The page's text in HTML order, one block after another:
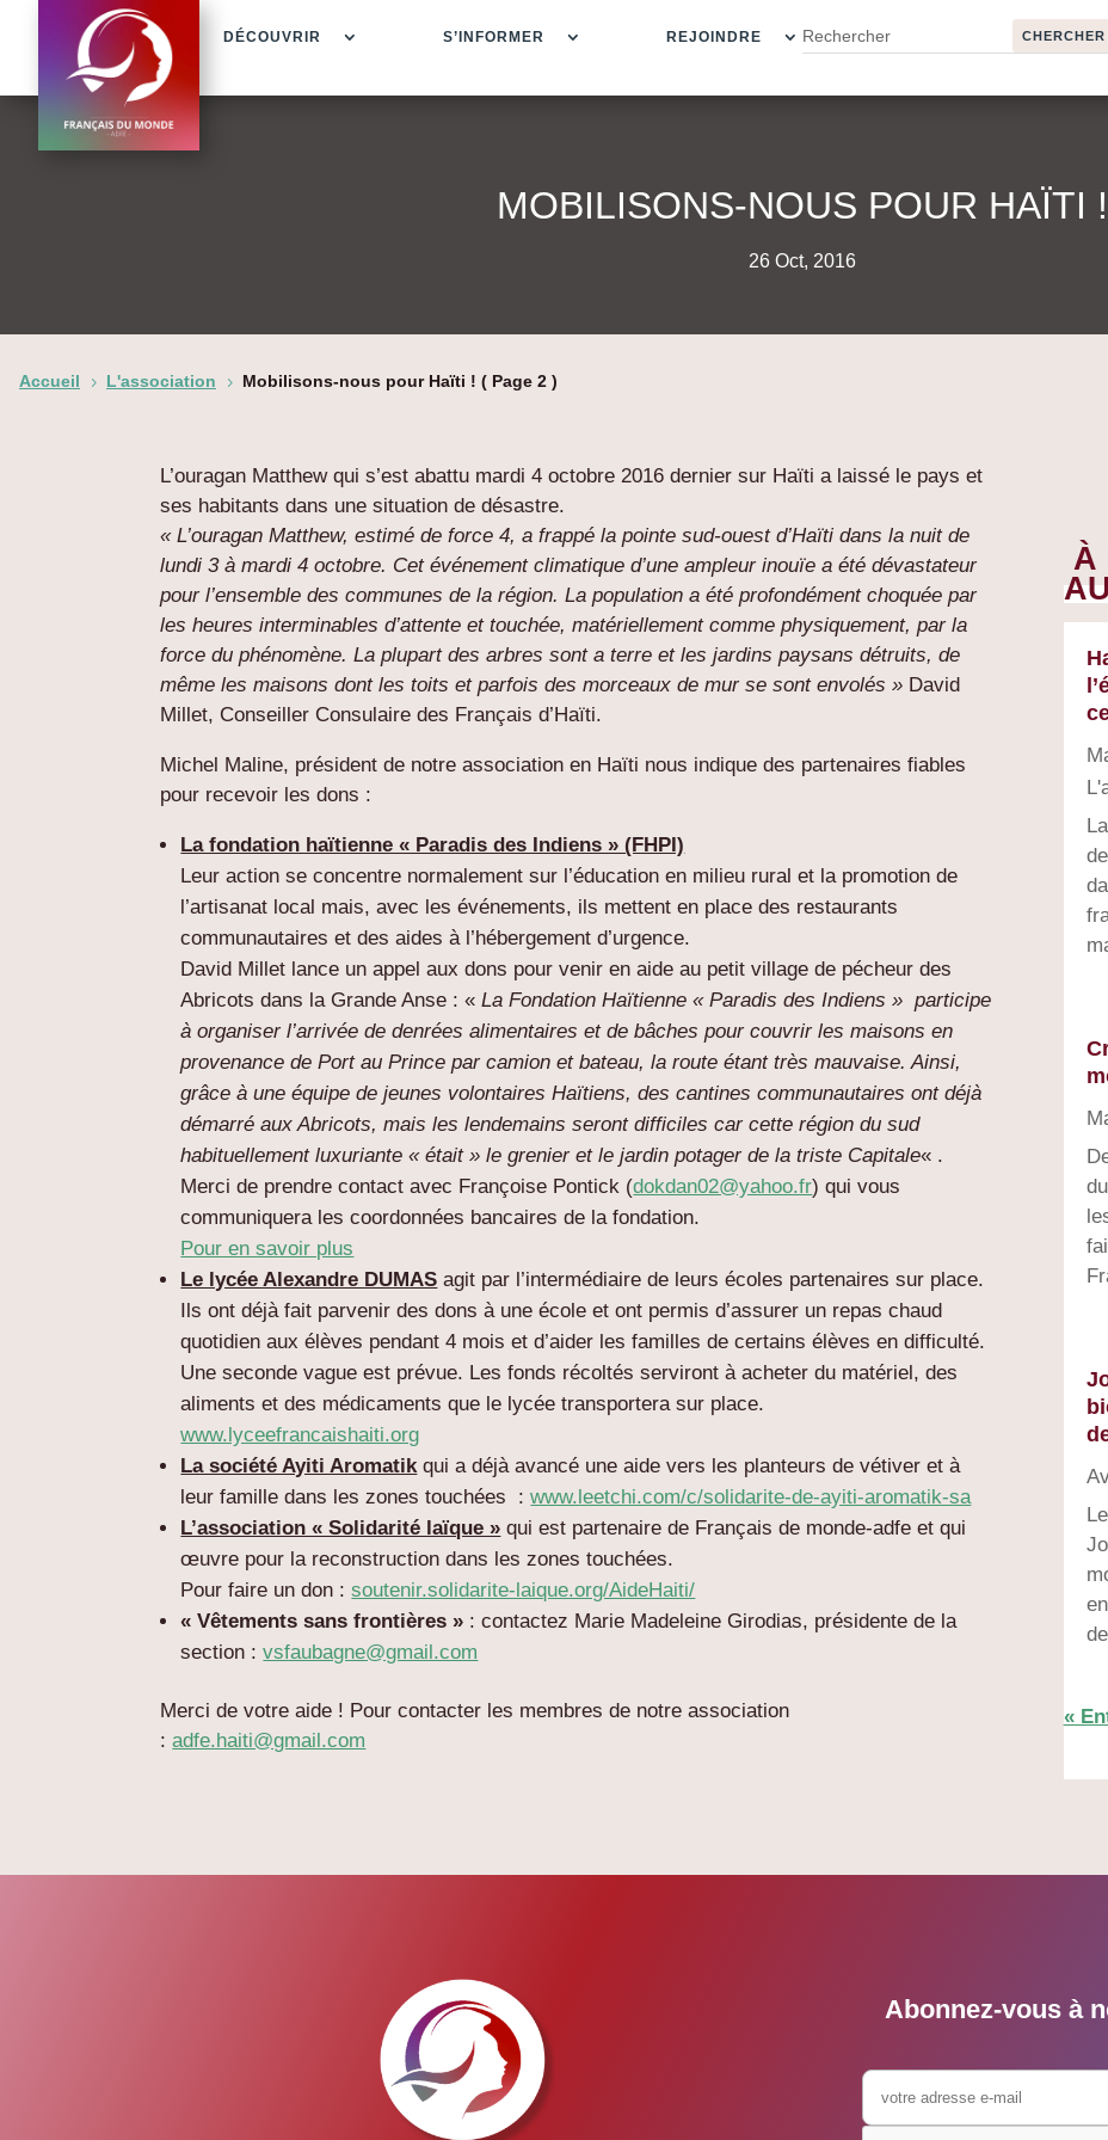
DÉCOUVRIR S’INFORMER REJOINDRE
MOBILISONS-NOUS POUR HAÏTI !
26 Oct, 2016
Accueil 5 L'association 5 Mobilisons-nous pour Haïti ! ( Page 2 )
L’ouragan Matthew qui s’est abattu mardi 4 octobre 2016 dernier sur Haïti a laissé le pays et
ses habitants dans une situation de désastre.
« L’ouragan Matthew, estimé de force 4, a frappé la pointe sud-ouest d’Haïti dans la nuit de
lundi 3 à mardi 4 octobre. Cet événement climatique d’une ampleur inouïe a été dévastateur
pour l’ensemble des communes de la région. La population a été profondément choquée par
les heures interminables d’attente et touchée, matériellement comme physiquement, par la
force du phénomène. La plupart des arbres sont a terre et les jardins paysans détruits, de
même les maisons dont les toits et parfois des morceaux de mur se sont envolés » David
Millet, Conseiller Consulaire des Français d’Haïti.
Michel Maline, président de notre association en Haïti nous indique des partenaires fiables
pour recevoir les dons :
La fondation haïtienne « Paradis des Indiens » (FHPI)
Leur action se concentre normalement sur l’éducation en milieu rural et la promotion de
l’artisanat local mais, avec les événements, ils mettent en place des restaurants
communautaires et des aides à l’hébergement d’urgence.
David Millet lance un appel aux dons pour venir en aide au petit village de pécheur des
Abricots dans la Grande Anse : «La Fondation Haïtienne « Paradis des Indiens » participe
à organiser l’arrivée de denrées alimentaires et de bâches pour couvrir les maisons en
provenance de Port au Prince par camion et bateau, la route étant très mauvaise. Ainsi,
grâce à une équipe de jeunes volontaires Haïtiens, des cantines communautaires ont déjà
démarré aux Abricots, mais les lendemains seront difficiles car cette région du sud
habituellement luxuriante « était » le grenier et le jardin potager de la triste Capitale« .
Merci de prendre contact avec Françoise Pontick (dokdan02@yahoo.fr) qui vous
communiquera les coordonnées bancaires de la fondation.
Pour en savoir plus
Le lycée Alexandre DUMAS agit par l’intermédiaire de leurs écoles partenaires sur place.
Ils ont déjà fait parvenir des dons à une école et ont permis d’assurer un repas chaud
quotidien aux élèves pendant 4 mois et d’aider les familles de certains élèves en difficulté.
Une seconde vague est prévue. Les fonds récoltés serviront à acheter du matériel, des
aliments et des médicaments que le lycée transportera sur place.
www.lyceefrancaishaiti.org
La société Ayiti Aromatik qui a déjà avancé une aide vers les planteurs de vétiver et à
leur famille dans les zones touchées :www.leetchi.com/c/solidarite-de-ayiti-aromatik-sa
L’association « Solidarité laïque » qui est partenaire de Français de monde-adfe et qui
œuvre pour la reconstruction dans les zones touchées.
Pour faire un don :soutenir.solidarite-laique.org/AideHaiti/
« Vêtements sans frontières » : contactez Marie Madeleine Girodias, présidente de la
section :vsfaubagne@gmail.com
Merci de votre aide ! Pour contacter les membres de notre association
:adfe.haiti@gmail.com
À
«
Abonnez-vous à